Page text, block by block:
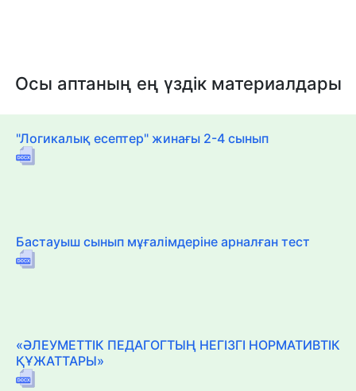
Осы аптаның ең үздік материалдары
"Логикалық есептер" жинағы 2-4 сынып
Бастауыш сынып мұғалімдеріне арналған тест
«ӘЛЕУМЕТТІК ПЕДАГОГТЫҢ НЕГІЗГІ НОРМАТИВТІК
ҚҰЖАТТАРЫ»